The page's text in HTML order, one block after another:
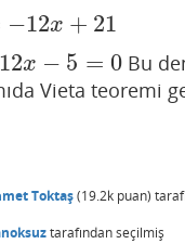
−12x + 21
21
12x − 5 = 0
5=0
Bu
Vieta teoremi
Toktaş(19.2k puan)
tarafındanseçilmiş